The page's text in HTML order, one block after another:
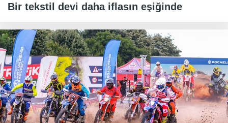
Bir tekstil devi daha iflasın eşiğinde